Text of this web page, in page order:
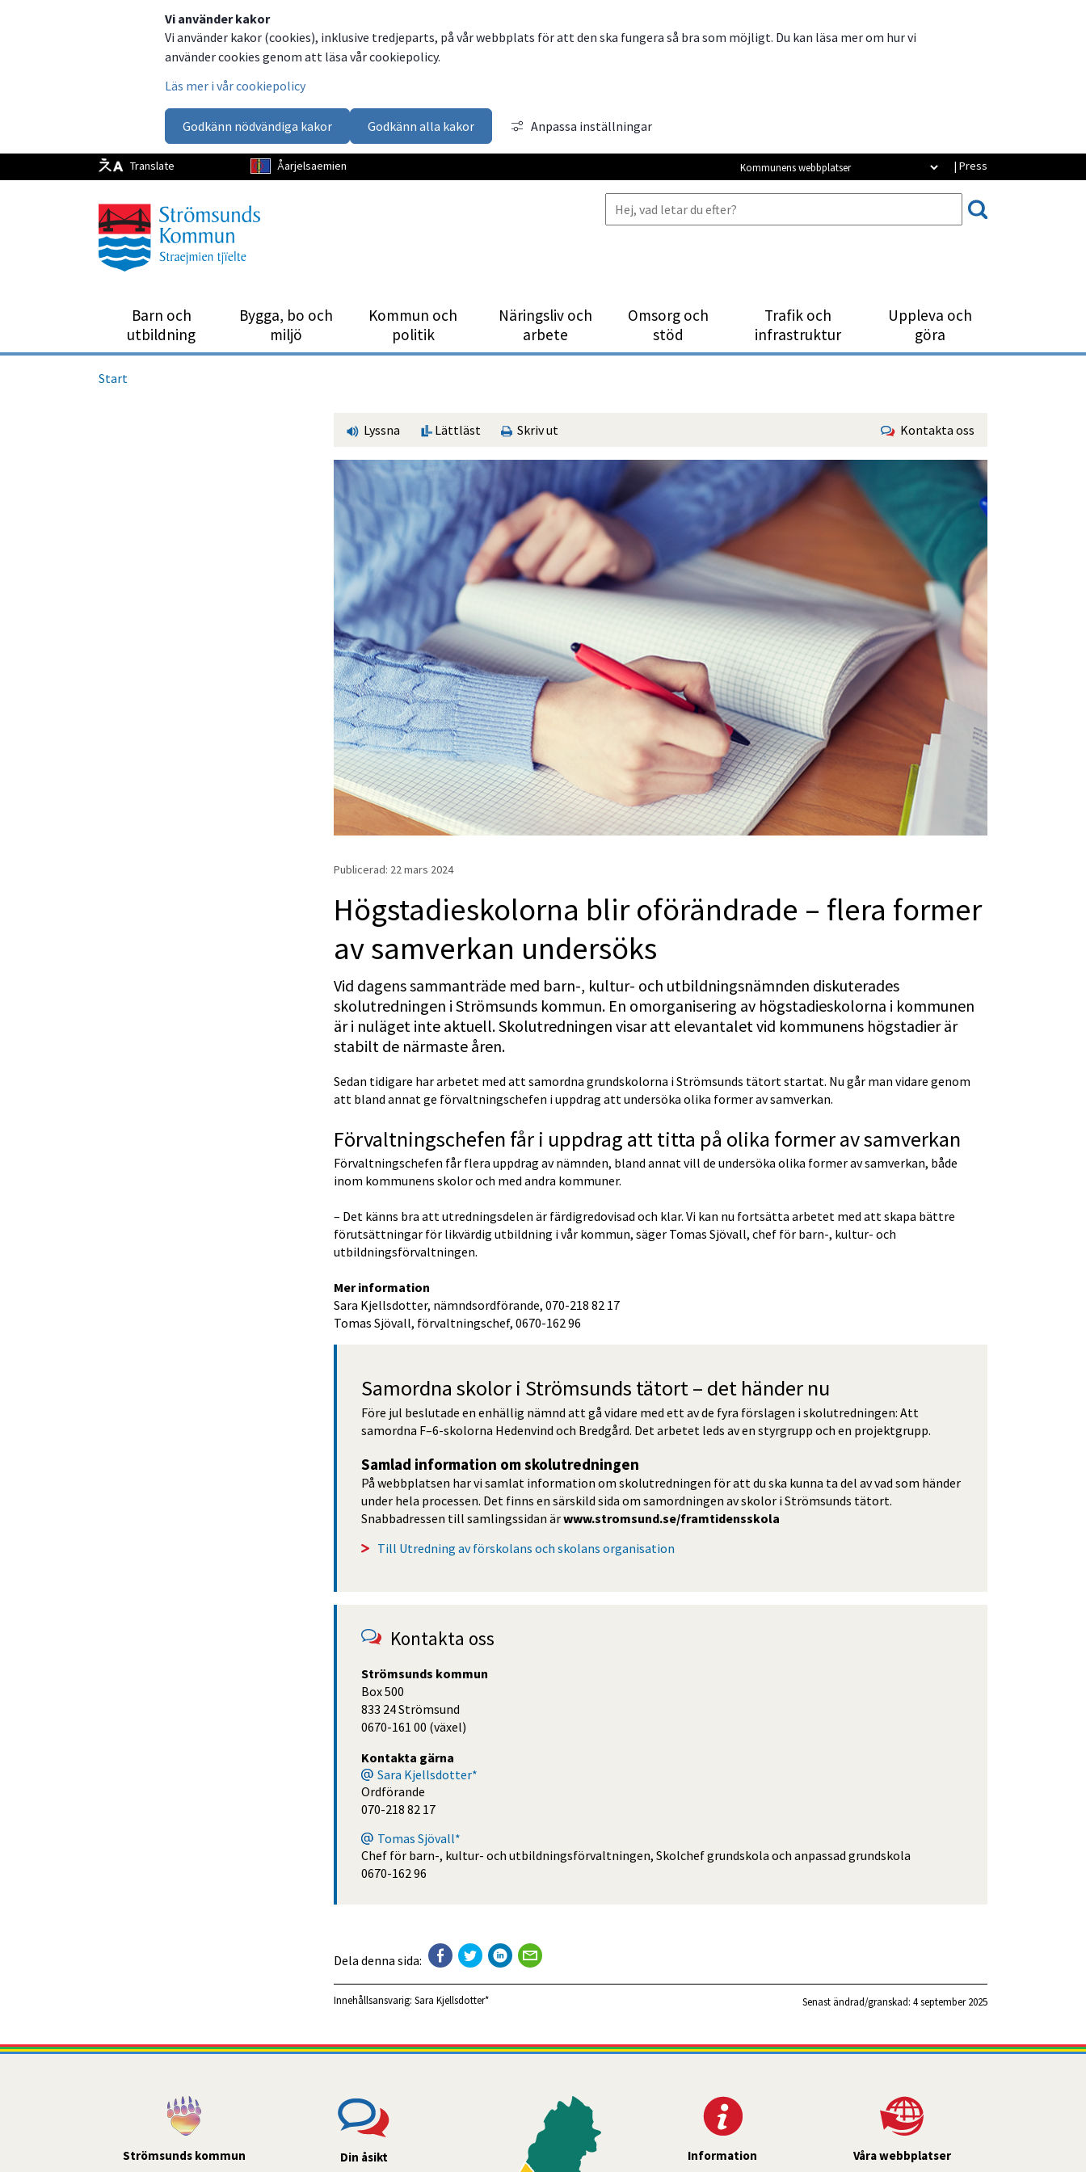
Vi använder kakor
Vi använder kakor (cookies), inklusive tredjeparts, på vår webbplats för att den ska fungera så bra som möjligt. Du kan läsa mer om hur vi
använder cookies genom att läsa vår cookiepolicy.
Läs mer i vår cookiepolicy
Godkänn nödvändiga kakor Godkänn alla kakor Anpassa inställningar
Translate Åarjelsaemien | Press
Kommunens webbplatser
Barn och
utbild­ning
Bygga, bo och
miljö
Kommun och
politik
Närings­liv och
arbete
Omsorg och
stöd
Trafik och
infrastruktur
Uppleva och
göra
Start
Lyssna Lättläst Skriv ut Kontakta oss
Publicerad: 22 mars 2024
Högstadieskolorna blir oförändrade – flera former
av samverkan undersöks
Vid dagens sammanträde med barn-, kultur- och utbildningsnämnden diskuterades
skolutredningen i Strömsunds kommun. En omorganisering av högstadieskolorna i kommunen
är i nuläget inte aktuell. Skolutredningen visar att elevantalet vid kommunens högstadier är
stabilt de närmaste åren.
Sedan tidigare har arbetet med att samordna grundskolorna i Strömsunds tätort startat. Nu går man vidare genom
att bland annat ge förvaltningschefen i uppdrag att undersöka olika former av samverkan.
Förvaltningschefen får i uppdrag att titta på olika former av samverkan
Förvaltningschefen får flera uppdrag av nämnden, bland annat vill de undersöka olika former av samverkan, både
inom kommunens skolor och med andra kommuner.
– Det känns bra att utredningsdelen är färdigredovisad och klar. Vi kan nu fortsätta arbetet med att skapa bättre
förutsättningar för likvärdig utbildning i vår kommun, säger Tomas Sjövall, chef för barn-, kultur- och
utbildningsförvaltningen.
Mer information
Sara Kjellsdotter, nämndsordförande, 070-218 82 17
Tomas Sjövall, förvaltningschef, 0670-162 96
Samordna skolor i Strömsunds tätort – det händer nu
Före jul beslutade en enhällig nämnd att gå vidare med ett av de fyra förslagen i skolutredningen: Att
samordna F–6-skolorna Hedenvind och Bredgård. Det arbetet leds av en styrgrupp och en projektgrupp.
Samlad information om skolutredningen
På webbplatsen har vi samlat information om skolutredningen för att du ska kunna ta del av vad som händer
under hela processen. Det finns en särskild sida om samordningen av skolor i Strömsunds tätort.
Snabbadressen till samlingssidan är www.stromsund.se/framtidensskola
Till Utredning av förskolans och skolans organisation
Kontakta oss
Strömsunds kommun
Box 500
833 24 Strömsund
0670-161 00 (växel)
Kontakta gärna
Sara Kjellsdotter*
Ordförande
070-218 82 17
Tomas Sjövall*
Chef för barn-, kultur- och utbildningsförvaltningen, Skolchef grundskola och anpassad grundskola
0670-162 96
Dela denna sida:
Innehållsansvarig: Sara Kjellsdotter* Senast ändrad/granskad: 4 september 2025
Strömsunds kommun Din åsikt Information Våra webbplatser